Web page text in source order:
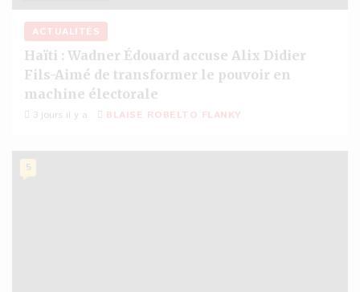
ACTUALITÉS
Haïti : Wadner Édouard accuse Alix Didier
Fils-Aimé de transformer le pouvoir en
machine électorale
3 jours il y a BLAISE ROBELTO FLANKY
5